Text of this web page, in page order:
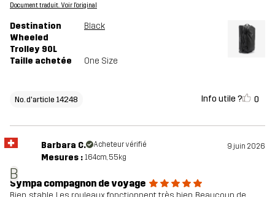
Document traduit. Voir l'original
Destination
Wheeled
Trolley 90L
Black
Taille achetée One Size
No. d'article 14248 Info utile ? 0
B
Barbara C. Acheteur vérifié 9 juin 2026
Mesures : 164cm, 55kg
Sympa compagnon de voyage